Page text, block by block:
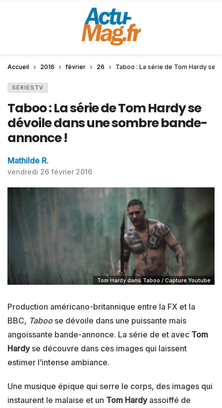
Accueil 2016 février 26 Taboo : La série de Tom Hardy se
SÉRIESTV
Taboo : La série de Tom Hardy se
dévoile dans une sombre bande-
annonce !
Mathilde R.
vendredi 26 février 2016
Tom Hardy dans Taboo / Capture Youtube
Production américano-britannique entre la FX et la
BBC, Taboose dévoile dans une puissante mais
angoissante bande-annonce. La série de et avec Tom
Hardyse découvre dans ces images qui laissent
estimer l’intense ambiance.
Une musique épique qui serre le corps, des images qui
instaurent le malaise et un Tom Hardyassoiffé de